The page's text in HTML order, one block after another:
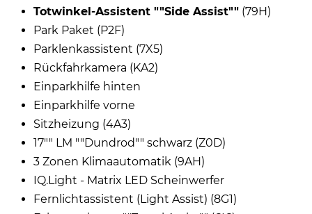
Totwinkel-Assistent ""Side Assist"" (79H)
Park Paket (P2F)
Parklenkassistent (7X5)
Rückfahrkamera (KA2)
Einparkhilfe hinten
Einparkhilfe vorne
Sitzheizung (4A3)
17"" LM ""Dundrod"" schwarz (Z0D)
3 Zonen Klimaautomatik (9AH)
IQ.Light - Matrix LED Scheinwerfer
Fernlichtassistent (Light Assist) (8G1)